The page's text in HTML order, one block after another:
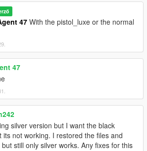
47 With the pistol_luxe or the normal
47
silver version but I want the black
its not working. I restored the files and
still only silver works. Any fixes for this